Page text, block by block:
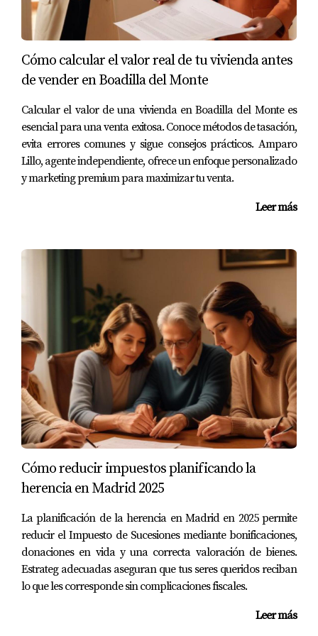
visitas, el cierre no se concretó hasta casi dos meses
después debido a negociaciones sobre el precio
Piso en Carabanchel:Un joven inversor adquirió un
piso antiguo con planes de renovarlo y luego
propiedad estuvo en el mercado durante cuatro
meses antes de encontrar al comprador adecuado.
Estos ejemplos muestran cómo cada situación es única y
cómo contar con un agente experimentado como
Amparo Lillo puede ayudarte a navegar por estos
CONCLUSIÓN
Vender una vivienda en Madrid no tiene por qué ser un
proceso complicado ni estresante si cuentas con la
información adecuada y el apoyo profesional necesario.
Conocer los plazos medios según tu barrio es crucial
para establecer expectativas realistas y preparar tu
estrategia de venta. Al elegir a Amparo Lillo como tu
agente inmobiliario, no solo obtendrás un conocimiento
profundo del mercado local, sino también un
compromiso genuino por maximizar tus beneficios y
hacer que el proceso sea lo más cómodo posible. ¡No
dudes en contactarme hoy mismo para comenzar esta
PREGUNTAS FRECUENTES
¿Cuánto tiempo tarda generalmente en
venderse una vivienda en Madrid?
El tiempo medio varía según el barrio; puede ir desde 30
Cómo calcular el valor real de tu vivienda antes
de vender en Boadilla del Monte
Calcular el valor de una vivienda en Boadilla del Monte es
esencial para una venta exitosa. Conoce métodos de tasación,
evita errores comunes y sigue consejos prácticos. Amparo
Lillo, agente independiente, ofrece un enfoque personalizado
y marketing premium para maximizar tu venta.
Leer más
Cómo reducir impuestos planificando la
herencia en Madrid 2025
La planificación de la herencia en Madrid en 2025 permite
reducir el Impuesto de Sucesiones mediante bonificaciones,
donaciones en vida y una correcta valoración de bienes.
Estrateg adecuadas aseguran que tus seres queridos reciban
lo que les corresponde sin complicaciones fiscales.
Leer más